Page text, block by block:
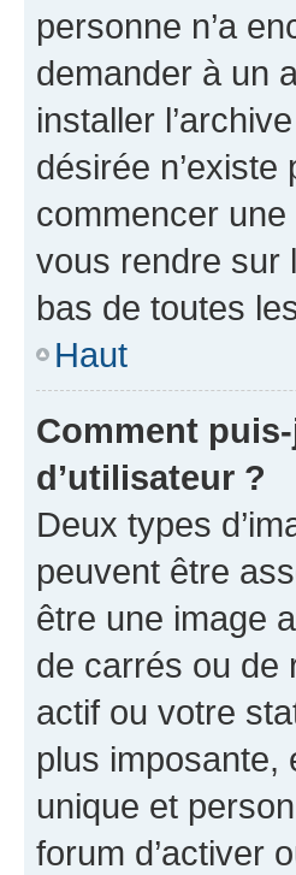
personne n’a
demander à un
installer
désirée
commencer
vous rendre sur
bas de toutes
Haut
Comment
d’utilisateur ?
Deux types
peuvent être
être une image
de carrés ou de
actif ou votre
plus imposante,
unique et
forum d’activer